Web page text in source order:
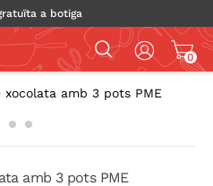
a botiga
0
amb 3 pots PME